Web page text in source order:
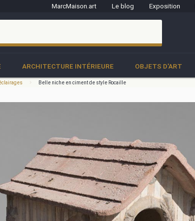
MarcMaison.art Le blog Exposition
ARCHITECTURE INTÉRIEURE OBJETS D'ART
Belle niche en ciment de style Rocaille